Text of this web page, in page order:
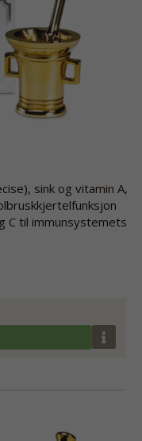
sink og vitamin A,
C til immunsystemets